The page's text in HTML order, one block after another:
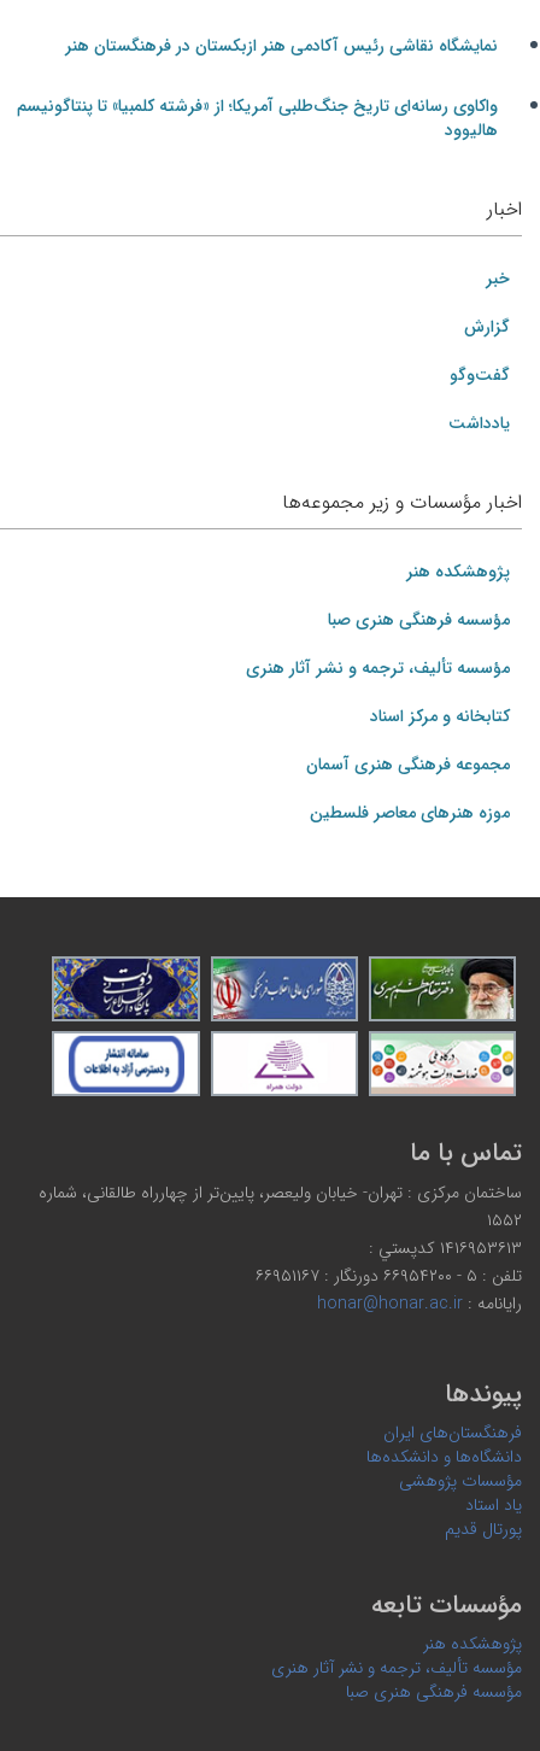
نمایشگاه نقاشی رئیس آکادمی هنر ازبکستان در فرهنگستان هنر
واکاوی رسانه‌ای تاریخ جنگ‌طلبی آمریکا؛ از «فرشته کلمبیا» تا پنتاگونیسم
هالیوود
اخبار
خبر
گزارش
گفت‌وگو
یادداشت
اخبار مؤسسات و زیر مجموعه‌ها
پژوهشکده هنر
مؤسسه فرهنگی هنری صبا
مؤسسه تألیف، ترجمه و نشر آثار هنری
کتابخانه و مرکز اسناد
مجموعه فرهنگی هنری آسمان
موزه هنرهای‌ معاصر فلسطین
تماس با ما
ساختمان مرکزی : تهران- خیابان ولیعصر، پایین‌تر از چهارراه طالقانی، شماره
۱۵۵۲
۱۴۱۶۹۵۳۶۱۳ كدپستي :
تلفن : ۵ - ۶۶۹۵۴۲۰۰ دورنگار : ۶۶۹۵۱۱۶۷
رایانامه :honar@honar.ac.ir
پیوندها
فرهنگستان‌های ایران
دانشگاه‌ها و دانشکده‌ها
مؤسسات پژوهشی
یاد استاد
پورتال قدیم
مؤسسات تابعه
پژوهشکده هنر
مؤسسه تألیف، ترجمه و نشر آثار هنری
مؤسسه فرهنگی هنری صبا